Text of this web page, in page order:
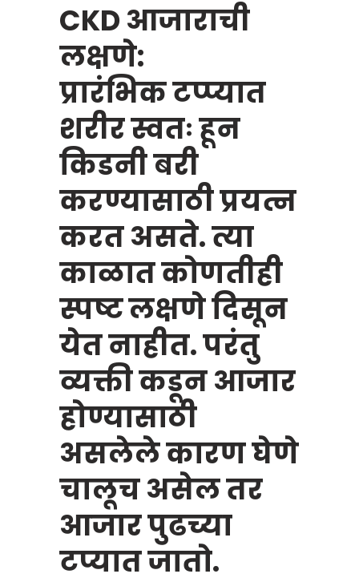
CKD आजाराची
लक्षणे:
प्रारंभिक टप्प्यात
शरीर स्वतः हून
किडनी बरी
करण्यासाठी प्रयत्न
करत असते. त्या
काळात कोणतीही
स्पष्ट लक्षणे दिसून
येत नाहीत. परंतु
व्यक्ती कडून आजार
होण्यासाठी
असलेले कारण घेणे
चालूच असेल तर
आजार पुढच्या
टप्यात जातो.